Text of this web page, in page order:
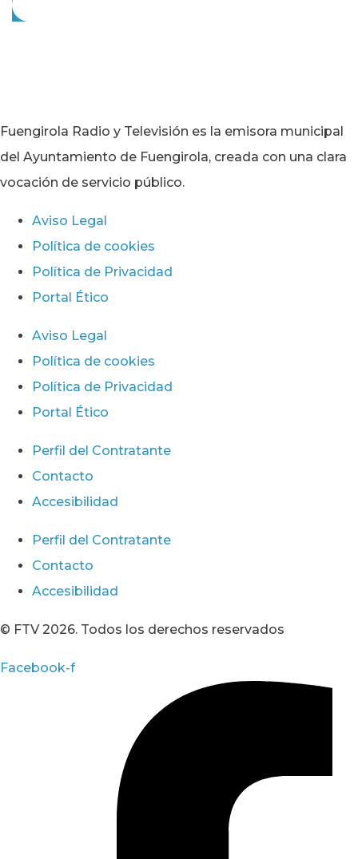
Fuengirola Radio y Televisión es la emisora municipal
del Ayuntamiento de Fuengirola, creada con una clara
vocación de servicio público.
Aviso Legal
Política de cookies
Política de Privacidad
Portal Ético
Aviso Legal
Política de cookies
Política de Privacidad
Portal Ético
Perfil del Contratante
Contacto
Accesibilidad
Perfil del Contratante
Contacto
Accesibilidad
© FTV 2026. Todos los derechos reservados
Facebook-f